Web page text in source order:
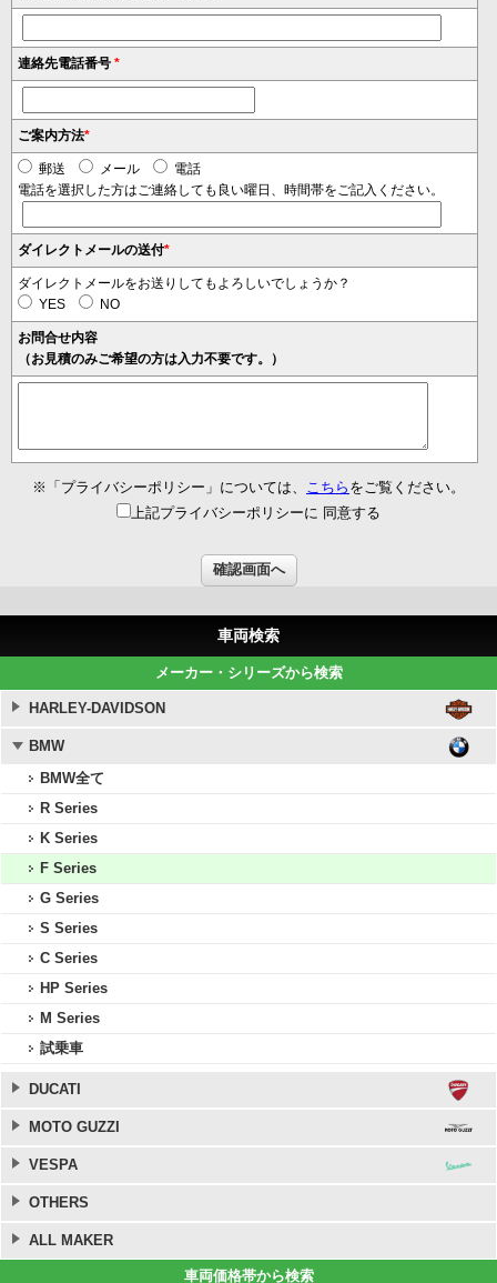
連絡先電話番号 *
ご案内方法*
郵送 メール
電話
電話を選択した方はご連絡しても良い曜日、時間帯をご記入ください。
ダイレクトメールの送付*
ダイレクトメールをお送りしてもよろしいでしょうか？
YES
NO
お問合せ内容
（お見積のみご希望の方は入力不要です。）
※「プライバシーポリシー」については、 こちら をご覧ください。
上記プライバシーポリシーに 同意する
車両検索
メーカー・シリーズから検索
HARLEY-DAVIDSON
BMW
BMW全て
R Series
K Series
F Series
G Series
S Series
C Series
HP Series
M Series
試乗車
DUCATI
MOTO GUZZI
VESPA
OTHERS
ALL MAKER
車両価格帯から検索